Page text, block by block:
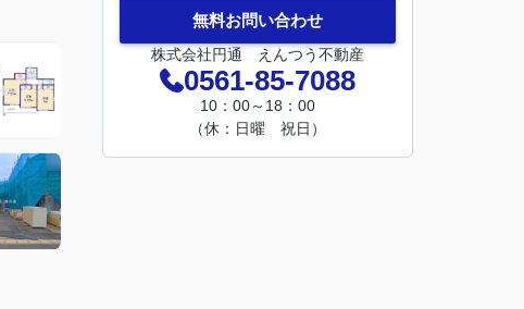
無料お問い合わせ
株式会社円通 えんつう不動産
0561-85-7088
10：00～18：00
（休：日曜 祝日）